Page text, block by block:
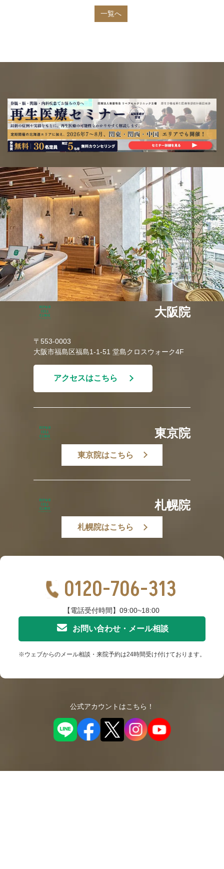
一覧へ
大阪院
〒553-0003
大阪市福島区福島1-1-51 堂島クロスウォーク4F
アクセスはこちら
東京院
東京院はこちら
札幌院
札幌院はこちら
0120-706-313
【電話受付時間】09:00~18:00
お問い合わせ・メール相談
※ウェブからのメール相談・来院予約は24時間受け付けております。
公式アカウントはこちら！